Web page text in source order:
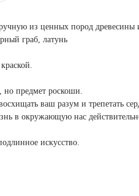
из ценных пород древесины
граб, латунь
но предмет роскоши.
ваш разум и трепетать
в окружающую нас
искусство.